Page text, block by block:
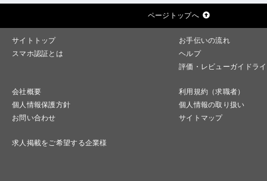
ページトップへ
サイトトップ
お手伝いの流れ
スマホ認証とは
ヘルプ
評価・レビューガイドラ
会社概要
利用規約（求職者）
個人情報保護方針
個人情報の取り扱い
お問い合わせ
サイトマップ
求人掲載をご希望する企業様